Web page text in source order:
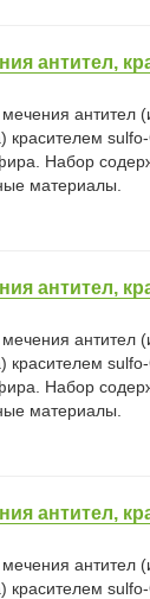
антител,
антител
красителем
Набор
материалы.
антител,
антител
красителем
Набор
материалы.
антител,
антител
красителем